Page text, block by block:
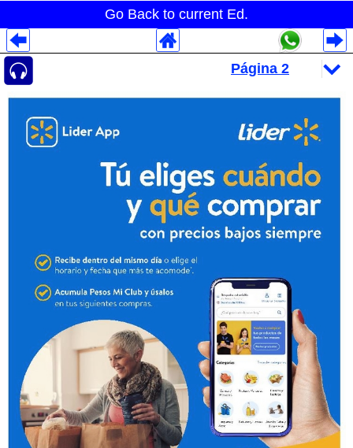
Go Back to current Ed.
Despliegues Analytics
Despliegues Totales
Despliegues por Rubros